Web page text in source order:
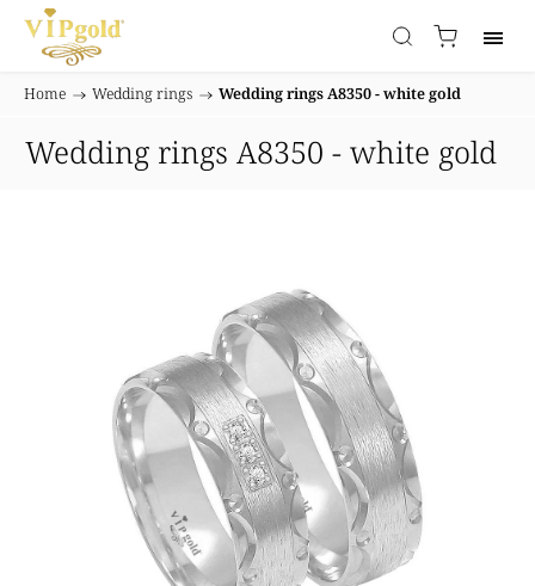
Home / Wedding rings / Wedding rings A8350 - white gold
Wedding rings A8350 - white gold